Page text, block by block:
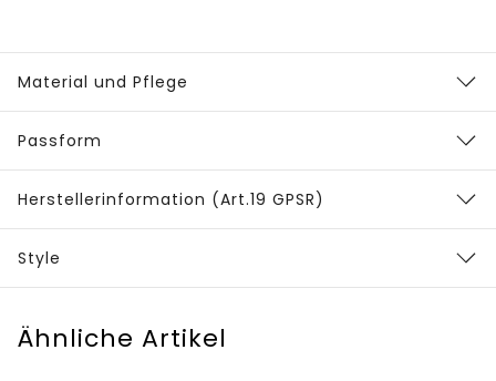
Material und Pflege
Passform
Herstellerinformation (Art.19 GPSR)
Style
Ähnliche Artikel